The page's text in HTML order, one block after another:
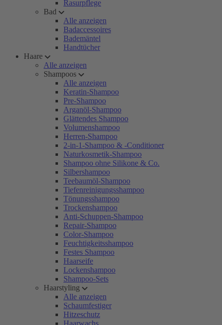
Rasurpflege
Bad
Alle anzeigen
Badaccessoires
Bademäntel
Handtücher
Haare
Alle anzeigen
Shampoos
Alle anzeigen
Keratin-Shampoo
Pre-Shampoo
Arganöl-Shampoo
Glättendes Shampoo
Volumenshampoo
Herren-Shampoo
2-in-1-Shampoo & -Conditioner
Naturkosmetik-Shampoo
Shampoo ohne Silikone & Co.
Silbershampoo
Teebaumöl-Shampoo
Tiefenreinigungsshampoo
Tönungsshampoo
Trockenshampoo
Anti-Schuppen-Shampoo
Repair-Shampoo
Color-Shampoo
Feuchtigkeitsshampoo
Festes Shampoo
Haarseife
Lockenshampoo
Shampoo-Sets
Haarstyling
Alle anzeigen
Schaumfestiger
Hitzeschutz
Haarwachs